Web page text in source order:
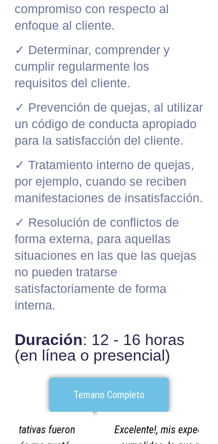
compromiso con respecto al
enfoque al cliente.
✓ Determinar, comprender y
cumplir regularmente los
requisitos del cliente.
✓ Prevención de quejas, al utilizar
un código de conducta apropiado
para la satisfacción del cliente.
✓ Tratamiento interno de quejas,
por ejemplo, cuando se reciben
manifestaciones de insatisfacción.
✓ Resolución de conflictos de
forma externa, para aquellas
situaciones en las que las quejas
no pueden tratarse
satisfactoriamente de forma
interna.
Duración: 12 - 16 horas
(en línea o presencial)
Temario Completo
Excelente!, mis expectativas fueron